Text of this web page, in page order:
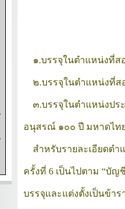
๑.บรรจุในตำแหน่งที่ส
๒.บรรจุในตำแหน่งที่ส
๓.บรรจุในตำแหน่งปร
อนุสรณ์ ๑๐๐ ปี มหาดไท
สำหรับรายละเอียดตำ
ครั้งที่ 6 เป็นไปตาม “บัญ
บรรจุและแต่งตั้งเป็นข้า